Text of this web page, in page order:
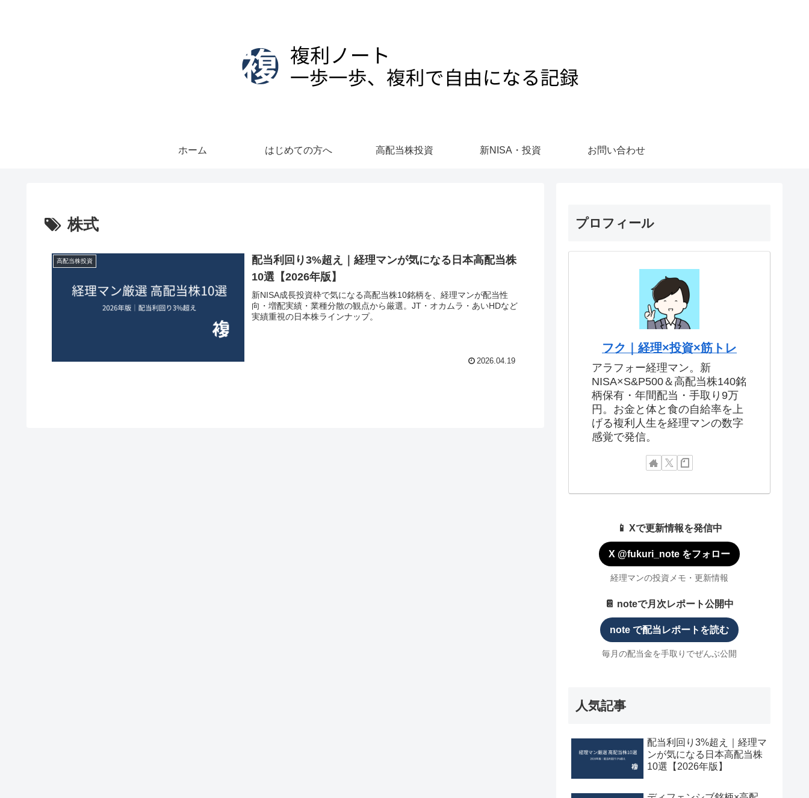
ホーム はじめての方へ 高配当株投資 新NISA・投資 お問い合わせ
株式
高配当株投資
配当利回り3%超え｜経理マンが気になる日本高配当株
10選【2026年版】
新NISA成長投資枠で気になる高配当株10銘柄を、経理マンが配当性
向・増配実績・業種分散の観点から厳選。JT・オカムラ・あいHDなど
実績重視の日本株ラインナップ。
2026.04.19
プロフィール
フク｜経理×投資×筋トレ
アラフォー経理マン。新
NISA×S&P500＆高配当株140銘
柄保有・年間配当・手取り9万
円。お金と体と食の自給率を上
げる複利人生を経理マンの数字
感覚で発信。
📱 Xで更新情報を発信中
X @fukuri_note をフォロー
経理マンの投資メモ・更新情報
📔 noteで月次レポート公開中
note で配当レポートを読む
毎月の配当金を手取りでぜんぶ公開
人気記事
配当利回り3%超え｜経理マ
ンが気になる日本高配当株
10選【2026年版】